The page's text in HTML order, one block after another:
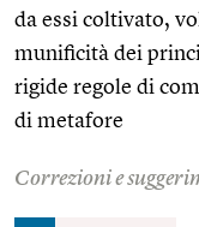
da essi coltivato,
munificità dei
rigide regole di
di metafore
Correzioni e